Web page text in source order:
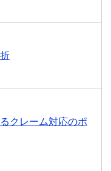
クレーム対応のポ